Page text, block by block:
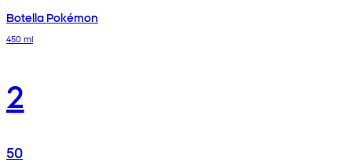
Botella Pokémon
450 ml
2
50